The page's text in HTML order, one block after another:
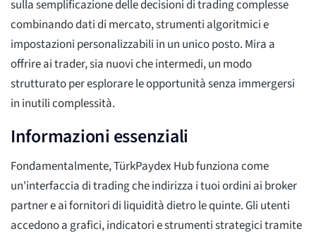
sulla semplificazione delle decisioni di trading complesse
combinando dati di mercato, strumenti algoritmici e
impostazioni personalizzabili in un unico posto. Mira a
offrire ai trader, sia nuovi che intermedi, un modo
strutturato per esplorare le opportunità senza immergersi
in inutili complessità.
Informazioni essenziali
Fondamentalmente, TürkPaydex Hub funziona come
un'interfaccia di trading che indirizza i tuoi ordini ai broker
partner e ai fornitori di liquidità dietro le quinte. Gli utenti
accedono a grafici, indicatori e strumenti strategici tramite